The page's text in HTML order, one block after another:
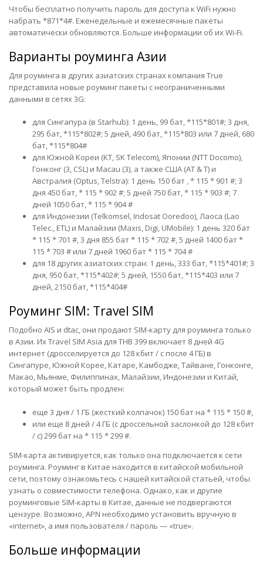
Чтобы бесплатно получить пароль для доступа к WiFi нужно
набрать *871*4#. Еженедельные и ежемесячные пакеты
автоматически обновляются. Больше информации об их Wi-Fi.
Варианты роуминга Азии
Для роуминга в других азиатских странах компания True
представила новые роуминг пакеты с неограниченными
данными в сетях 3G:
для Сингапура (в Starhub): 1 день, 99 бат, *115*801#; 3 дня,
295 бат, *115*802#; 5 дней, 490 бат, *115*803 или 7 дней, 680
бат, *115*804#
для Южной Кореи (KT, SK Telecom), Японии (NTT Docomo),
Гонконг (3, CSL) и Macau (3), а также США (AT & T) и
Австралия (Optus, Telstra): 1 день 150 бат , * 115 * 901 #; 3
дня 450 бат, * 115 * 902 #; 5 дней 750 бат, * 115 * 903 #; 7
дней 1050 бат, * 115 * 904 #
для Индонезии (Telkomsel, Indosat Ooredoo), Лаоса (Lao
Telec., ETL) и Малайзии (Maxis, Digi, UMobile): 1 день 320 бат
* 115 * 701 #, 3 дня 855 бат * 115 * 702 #, 5 дней 1400 бат *
115 * 703 # или 7 дней 1960 бат * 115 * 704 #
для 18 других азиатских стран: 1 день, 333 бат, *115*401#; 3
дня, 950 бат, *115*402#; 5 дней, 1550 бат, *115*403 или 7
дней, 2150 бат, *115*404#
Роуминг SIM: Travel SIM
Подобно AIS и dtac, они продают SIM-карту для роуминга только
в Азии. Их Travel SIM Asia для THB 399 включает 8 дней 4G
интернет (дросселируется до 128 кбит / с после 4 ГБ) в
Сингапуре, Южной Корее, Катаре, Камбодже, Тайване, Гонконге,
Макао, Мьянме, Филиппинах, Малайзии, Индонезии и Китай,
который может быть продлен:
еще 3 дня / 1 ГБ (жесткий колпачок) 150 бат на * 115 * 150 #,
или еще 8 дней / 4 ГБ (с дроссельной заслонкой до 128 кбит
/ с) 299 бат на * 115 * 299 #.
SIM-карта активируется, как только она подключается к сети
роуминга. Роуминг в Китае находится в китайской мобильной
сети, поэтому ознакомьтесь с нашей китайской статьей, чтобы
узнать о совместимости телефона. Однако, как и другие
роуминговые SIM-карты в Китае, данные не подвергаются
цензуре. Возможно, APN необходимо установить вручную в
«internet», а имя пользователя / пароль — «true».
Больше информации